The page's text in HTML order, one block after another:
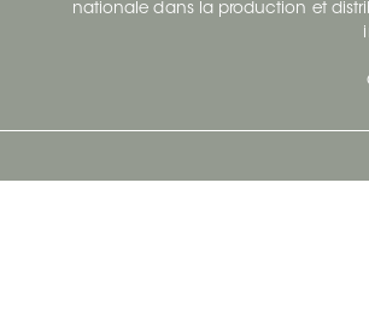
nationale dans la production et